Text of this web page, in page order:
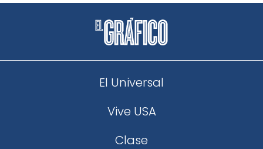
El Universal
Vive USA
Clase